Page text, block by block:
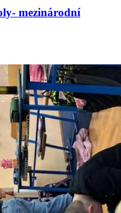
mezinárodní